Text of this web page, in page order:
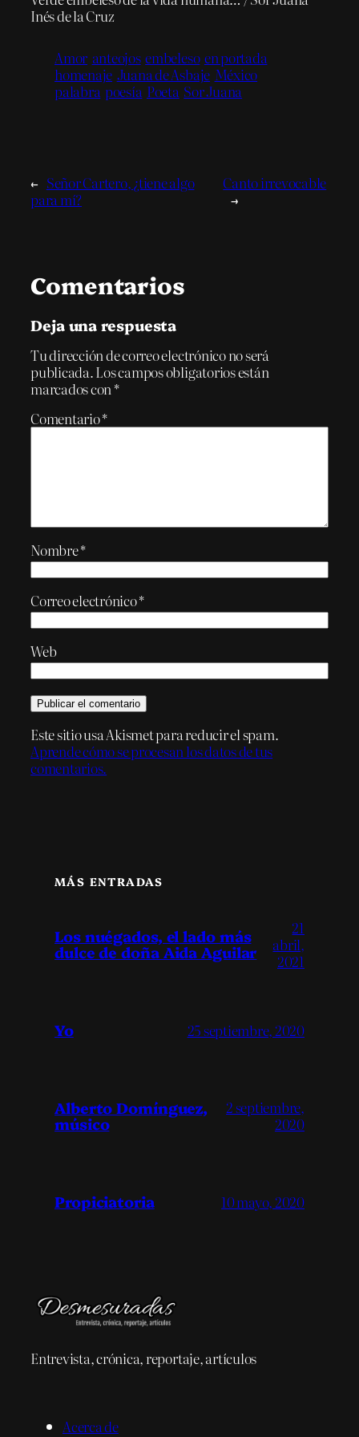
Inés de la Cruz
Amor anteojos embeleso en portada
homenaje Juana de Asbaje México
palabra poesía Poeta Sor Juana
← Señor Cartero, ¿tiene algo
para mí?
Canto irrevocable
→
Comentarios
Deja una respuesta
Tu dirección de correo electrónico no será
publicada.Los campos obligatorios están
marcados con *
Comentario*
Nombre*
Correo electrónico*
Web
Este sitio usa Akismet para reducir el spam.
Aprende cómo se procesan los datos de tus
comentarios.
MÁS ENTRADAS
Los nuégados, el lado más
dulce de doña Aida Aguilar
21
abril,
2021
Yo 25 septiembre, 2020
Alberto Domínguez,
músico
2 septiembre,
2020
Propiciatoria 10 mayo, 2020
Entrevista, crónica, reportaje, artículos
Acerca de